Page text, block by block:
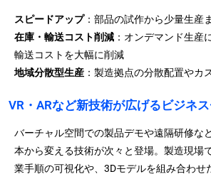
スピードアップ：部品の試作から少量生産
在庫・輸送コスト削減 ：オンデマンド生産
輸送コストを大幅に削減
地域分散型生産 ：製造拠点の分散配置やカ
VR・ARなど新技術が広げるビジネ
バーチャル空間での製品デモや遠隔研修な
本から変える技術が次々と登場。製造現場
業手順の可視化や、3Dモデルを組み合わせ